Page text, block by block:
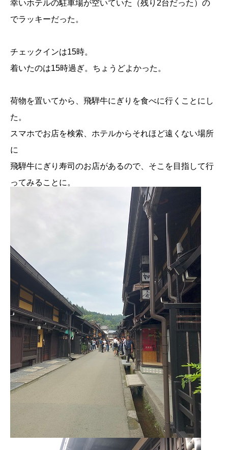
幸いホテルの駐車場が空いていた（残り2台だった）の
でラッキーだった。
チェックインは15時。
着いたのは15時過ぎ。ちょうどよかった。
荷物を置いてから、飛騨牛にぎりを食べに行くことにし
た。
スマホでお店を検索、ホテルからそれほど遠くない場所
に
飛騨牛にぎり寿司のお店があるので、そこを目指して行
ってみることに。